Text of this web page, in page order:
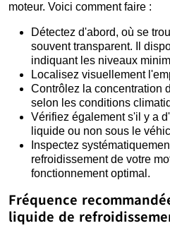
moteur. Voici comment faire :
Détectez d'abord, où se
souvent transparent. Il
indiquant les niveaux
Localisez visuellement
Contrôlez la concentration
selon les conditions
Vérifiez également s'il y a
liquide ou non sous le
Inspectez
refroidissement de votre
fonctionnement optimal.
Fréquence
liquide de